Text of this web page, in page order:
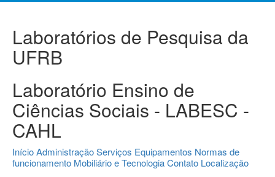
Laboratórios de Pesquisa da
UFRB
Laboratório Ensino de
Ciências Sociais - LABESC -
CAHL
InícioAdministraçãoServiços Equipamentos Normas de
funcionamento Mobiliário e TecnologiaContato Localização